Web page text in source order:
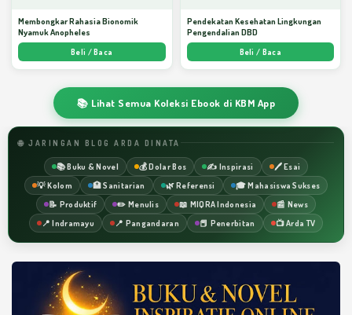
Membongkar Rahasia Bionomik
Nyamuk Anopheles
Beli / Baca
Pendekatan Kesehatan Lingkungan
Pengendalian DBD
Beli / Baca
📚 Lihat Semua Koleksi Ebook di KBM App
🌐 JARINGAN BLOG ARDA DINATA
📚 Buku & Novel 💰 Dolar Bos ✍️ Inspirasi
🖊️ Esai
💡 Kolom
🏥 Sanitarian 🌿 Referensi
🎓 Mahasiswa Sukses
📝 Produktif
✏️ Menulis 📖 MIQRA Indonesia
📰 News
📍 Indramayu
📍 Pangandaran 📕 Penerbitan 📺 Arda TV